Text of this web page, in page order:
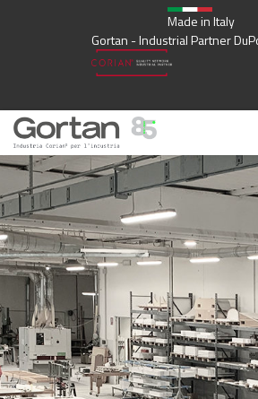
Made in Italy
Gortan - Industrial Partner